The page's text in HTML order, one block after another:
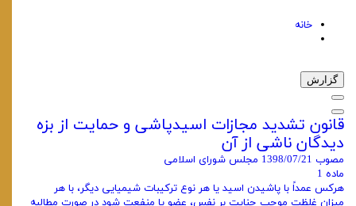
خانه
گزارش
قانون تشدید مجازات اسیدپاشی و حمایت از بزه
دیدگان ناشی از آن
مصوب 1398/07/21 مجلس شورای اسلامی
ماده 1
هرکس عمداً با پاشیدن اسید یا هر نوع ترکیبات شیمیایی دیگر، با هر
میزان غلظت موجب جنایت بر نفس، عضو یا منفعت شود در صورت مطالبه